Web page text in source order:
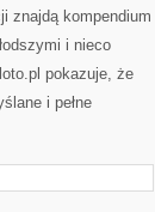
znajdą kompendium
i nieco
pokazuje, że
i pełne